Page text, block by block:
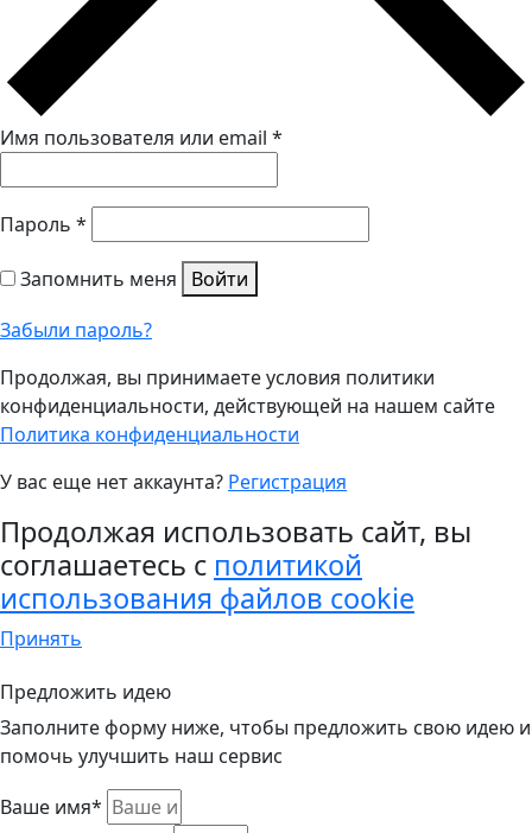
Имя пользователя или email *
Пароль *
Запомнить меня
Войти
Забыли пароль?
Продолжая, вы принимаете условия политики
конфиденциальности, действующей на нашем сайте
Политика конфиденциальности
У вас еще нет аккаунта? Регистрация
Продолжая использовать сайт, вы
соглашаетесь с политикой
использования файлов cookie
Принять
Предложить идею
Заполните форму ниже, чтобы предложить свою идею и
помочь улучшить наш сервис
Ваше имя*